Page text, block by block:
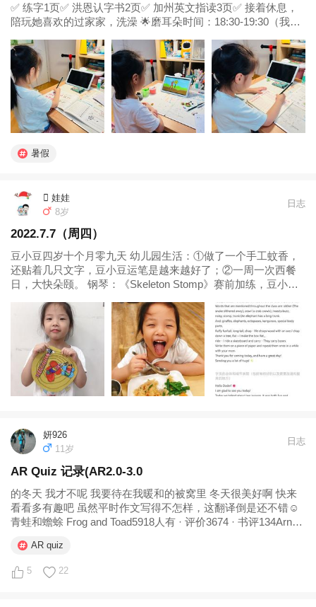
✅ 练字1页✅ 洪恩认字书2页✅ 加州英文指读3页✅ 接着休息，
陪玩她喜欢的过家家，洗澡 🌟磨耳朵时间：18:30-19:30（我去
～✅ 🥣晚饭19:30-20...
暑假
 娃娃
8岁
日志
2022.7.7（周四）
豆小豆四岁十个月零九天 幼儿园生活：①做了一个手工蚊香，
还贴着几只文字，豆小豆运笔是越来越好了；②一周一次西餐
日，大快朵颐。 钢琴：《Skeleton Stomp》赛前加练，豆小豆
WS/Basic 2 U7-8的复习，上的中规中矩。 其他：开始创...
妍926
11岁
日志
AR Quiz 记录(AR2.0-3.0
的冬天 我才不呢 我要待在我暖和的被窝里 冬天很美好啊 快来
看看多有趣吧 虽然平时作文写得不怎样，这翻译倒是还不错☺️
青蛙和蟾蜍 Frog and Toad5918人有 · 评价3674 · 书评134Arnold
AR quiz
5 22